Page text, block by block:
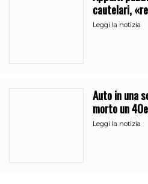
cautelari,
vicino al clan
Leggi la notizia
Auto in una
morto un
Leggi la notizia